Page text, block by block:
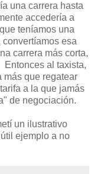
una carrera hasta
accedería a
teníamos una
esa
carrera más corta,
Entonces al taxista,
más que regatear
a la que jamás
de negociación.
un ilustrativo
ejemplo a no